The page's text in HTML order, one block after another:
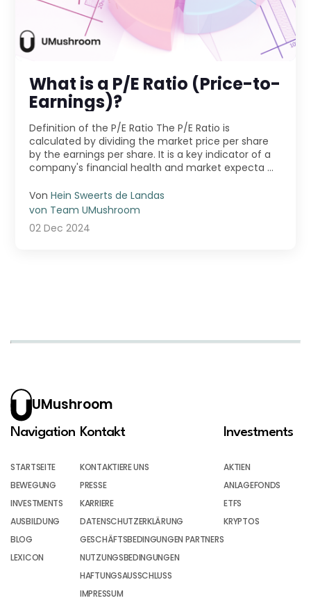
What is a P/E Ratio (Price-to-
Earnings)?
Definition of the P/E Ratio The P/E Ratio is
calculated by dividing the market price per share
by the earnings per share. It is a key indicator of a
company's financial health and market expecta ...
VonHein Sweerts de Landas
von Team UMushroom
02 Dec 2024
UMushroom
Navigation
STARTSEITE
BEWEGUNG
INVESTMENTS
AUSBILDUNG
BLOG
LEXICON
Kontakt
KONTAKTIERE UNS
PRESSE
KARRIERE
DATENSCHUTZERKLÄRUNG
GESCHÄFTSBEDINGUNGEN PARTNERS
NUTZUNGSBEDINGUNGEN
HAFTUNGSAUSSCHLUSS
IMPRESSUM
Investments
AKTIEN
ANLAGEFONDS
ETFS
KRYPTOS